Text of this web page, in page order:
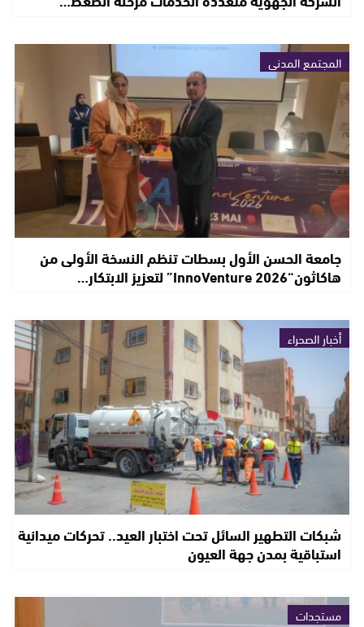
المجتمع المدني
جامعة الحسن الأول بسطات تنظم النسخة الأولى من
هاكاثون“InnoVenture 2026” لتعزيز الابتكار…
أخبار الصحراء
شبكات التطهير السائل تحت اختبار العيد.. تحركات ميدانية
استباقية بمدن جهة العيون
مستجدات